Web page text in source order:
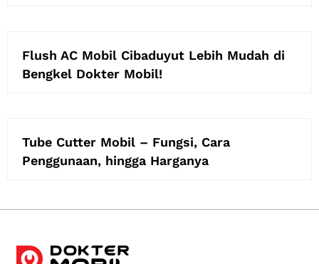
Flush AC Mobil Cibaduyut Lebih Mudah di
Bengkel Dokter Mobil!
Tube Cutter Mobil – Fungsi, Cara
Penggunaan, hingga Harganya